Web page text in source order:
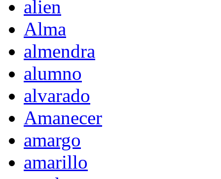
alien
Alma
almendra
alumno
alvarado
Amanecer
amargo
amarillo